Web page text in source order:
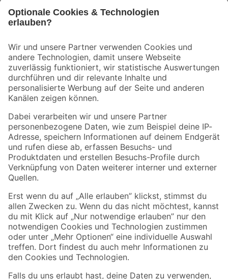
Der toom Newsletter: Keine Angebote und Aktionen mehr verpassen!
Zur Newsletter Anmeldung
Folge uns
Zahlungsarten Versandarten
Sicher einkaufen
Jetzt die toom-App herunterladen